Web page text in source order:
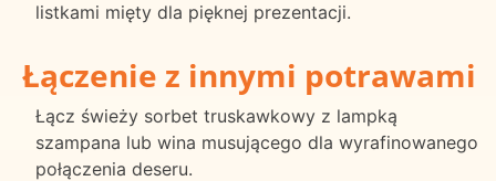
listkami mięty dla pięknej prezentacji.
Łączenie z innymi potrawami
Łącz świeży sorbet truskawkowy z lampką
szampana lub wina musującego dla wyrafinowanego
połączenia deseru.